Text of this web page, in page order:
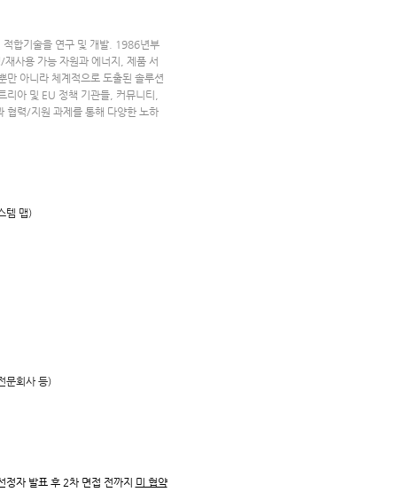
합기술을 연구 및 개발. 1986년부
사용 가능 자원과 에너지, 제품 서
만 아니라 체계적으로 도출된 솔루션
아 및 EU 정책 기관들, 커뮤니티,
협력/지원 과제를 통해 다양한 노하
템 맵)
문회사 등)
자 발표 후 2차 면접 전까지 미 협약